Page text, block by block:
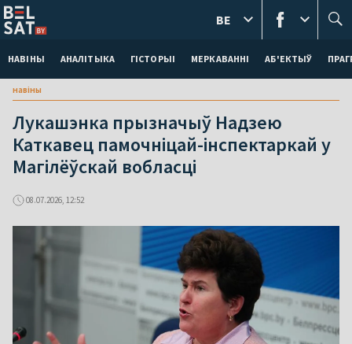
НАВІНЫ АНАЛІТЫКА ГІСТОРЫІ МЕРКАВАННI АБ'ЕКТЫЎ
BE
навіны
Лукашэнка прызначыў Надзею
Каткавец памочніцай-інспектаркай у
Магілёўскай вобласці
08.07.2026, 12:52